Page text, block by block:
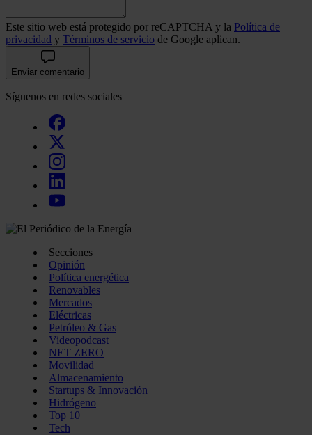
Este sitio web está protegido por reCAPTCHA y la Política de
privacidad y Términos de servicio de Google aplican.
Enviar comentario
Síguenos en redes sociales
Secciones
Opinión
Política energética
Renovables
Mercados
Eléctricas
Petróleo & Gas
Videopodcast
NET ZERO
Movilidad
Almacenamiento
Startups & Innovación
Hidrógeno
Top 10
Tech